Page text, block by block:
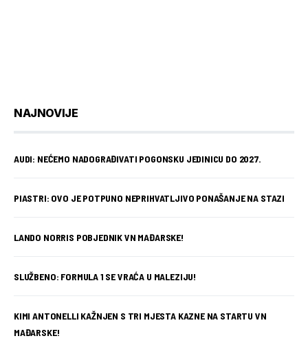
NAJNOVIJE
AUDI: NEĆEMO NADOGRAĐIVATI POGONSKU JEDINICU DO 2027.
PIASTRI: OVO JE POTPUNO NEPRIHVATLJIVO PONAŠANJE NA STAZI
LANDO NORRIS POBJEDNIK VN MAĐARSKE!
SLUŽBENO: FORMULA 1 SE VRAĆA U MALEZIJU!
KIMI ANTONELLI KAŽNJEN S TRI MJESTA KAZNE NA STARTU VN
MAĐARSKE!